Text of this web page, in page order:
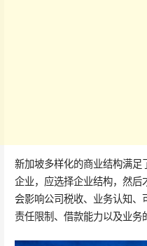
新加坡多样化的商业结构满
企业，应选择企业结构，然
会影响公司税收、业务认知、
责任限制、借款能力以及业务